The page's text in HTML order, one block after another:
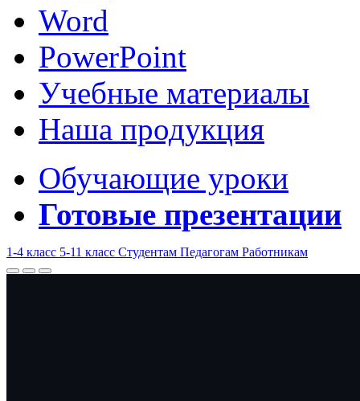
Word
PowerPoint
Учебные материалы
Наша продукция
Обучающие уроки
Готовые презентации
1-4 класс 5-11 класс Студентам Педагогам Работникам